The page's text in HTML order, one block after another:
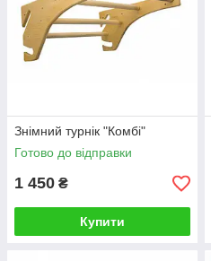
Знімний турнік "Комбі"
Готово до відправки
1 450 ₴
Купити